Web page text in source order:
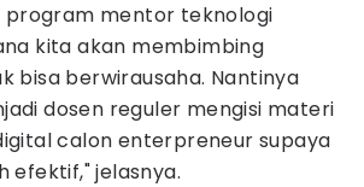
program mentor teknologi
kita akan membimbing
bisa berwirausaha. Nantinya
dosen reguler mengisi materi
calon enterpreneur supaya
efektif," jelasnya.